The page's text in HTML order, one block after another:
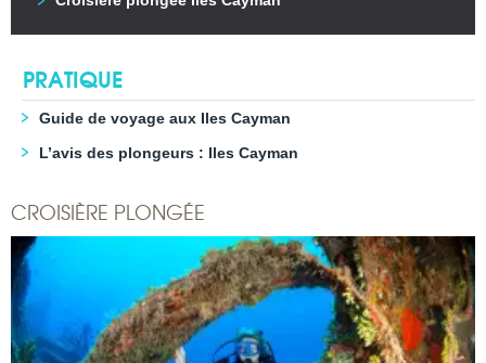
PRATIQUE
Guide de voyage aux Iles Cayman
L’avis des plongeurs : Iles Cayman
CROISIÈRE PLONGÉE